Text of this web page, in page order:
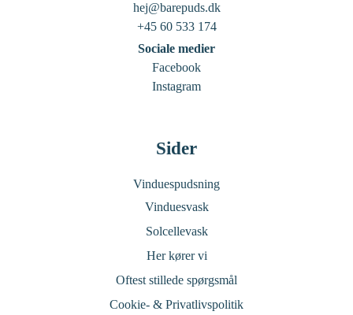
hej@barepuds.dk
+45 60 533 174
Sociale medier
Facebook
Instagram
Sider
Vinduespudsning
Vinduesvask
Solcellevask
Her kører vi
Oftest stillede spørgsmål
Cookie- & Privatlivspolitik